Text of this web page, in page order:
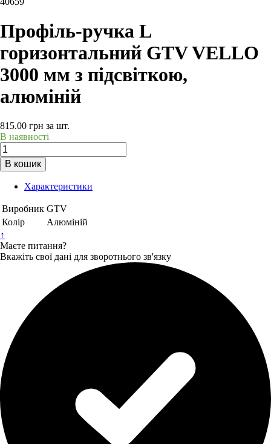
Профіль-ручка L
горизонтальний GTV VELLO
3000 мм з підсвіткою,
алюміній
815.00 грн за шт.
В наявності
В кошик
Характеристики
Виробник GTV
Колір
Алюміній
↑
Маєте питання?
Вкажіть свої дані для зворотнього зв'язку